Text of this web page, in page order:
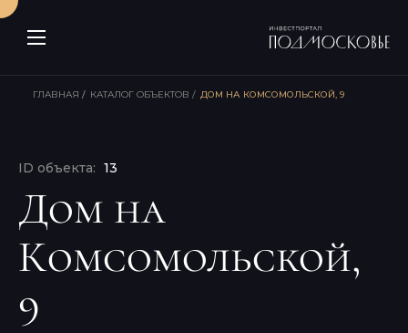
ГЛАВНАЯ КАТАЛОГ ОБЪЕКТОВ ДОМ НА КОМСОМОЛЬСКОЙ, 9
ID объекта: 13
Дом на
Комсомольской,
9